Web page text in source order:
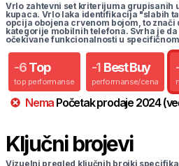
Vrlo zahtevni set kriterijuma grupisanih
kupaca. Vrlo laka identifikacija "slabih
opcija obojena crvenom bojom, to
kategorije mobilnih telefona. Svrha je
očekivane funkcionalnosti u
-6 Top
top performanse
-1 Best Buy
performanse/cena
Nema Početak prodaje 2024
Ključni brojevi
Vizuelni pregled ključnih brojki